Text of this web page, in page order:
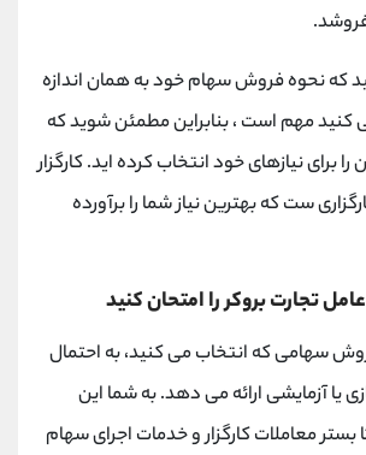
که نحوه فروش سهام خود به همان اندازه
کنید مهم است ، بنابراین مطمئن شوید که
را برای نیازهای خود انتخاب کرده اید. کارگزار
ست که بهترین نیاز شما را برآورده
سهامی که انتخاب می کنید، به احتمال
یا آزمایشی ارائه می دهد. به شما این
معاملات کارگزار و خدمات اجرای سهام